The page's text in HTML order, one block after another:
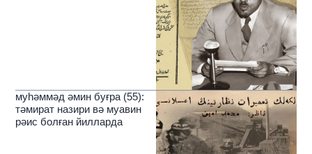
муһәммәд әмин буғра (55):
тәмират назири вә муавин
рәис болған йилларда